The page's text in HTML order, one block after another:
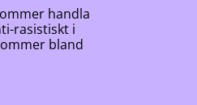
handla
rasistiskt i
bland